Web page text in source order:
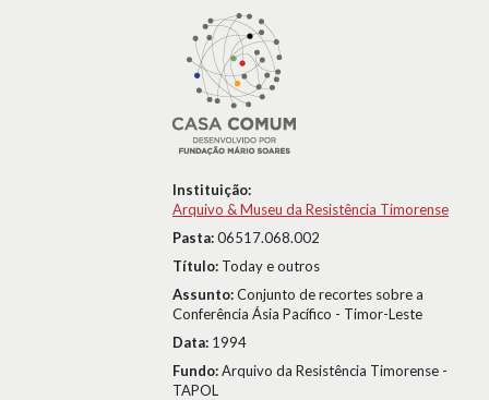
Instituição:
Arquivo & Museu da Resistência Timorense
Pasta:06517.068.002
Título: Today e outros
Assunto:Conjunto de recortes sobre a
Conferência Ásia Pacífico - Timor-Leste
Data: 1994
Fundo:Arquivo da Resistência Timorense -
TAPOL